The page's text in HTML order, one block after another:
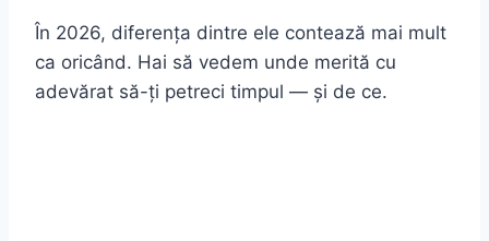
În 2026, diferența dintre ele contează mai mult
ca oricând. Hai să vedem unde merită cu
adevărat să-ți petreci timpul — și de ce.